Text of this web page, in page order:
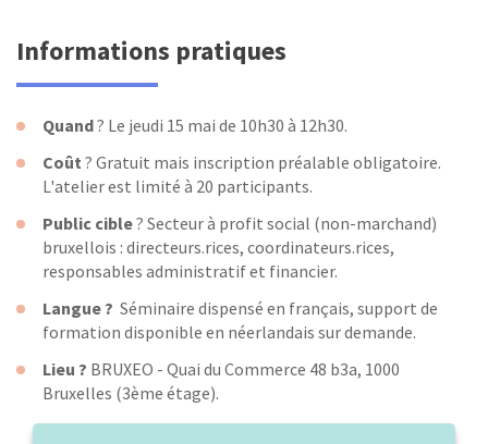
Informations pratiques
Quand? Le jeudi 15 mai de 10h30 à 12h30.
Coût ? Gratuit mais inscription préalable obligatoire.
L'atelier est limité à 20 participants.
Public cible? Secteur à profit social (non-marchand)
bruxellois : directeurs.rices, coordinateurs.rices,
responsables administratif et financier.
Langue ? Séminaire dispensé en français, support de
formation disponible en néerlandais sur demande.
Lieu ? BRUXEO - Quai du Commerce 48 b3a, 1000
Bruxelles (3ème étage).